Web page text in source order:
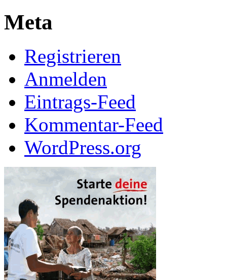
Meta
Registrieren
Anmelden
Eintrags-Feed
Kommentar-Feed
WordPress.org